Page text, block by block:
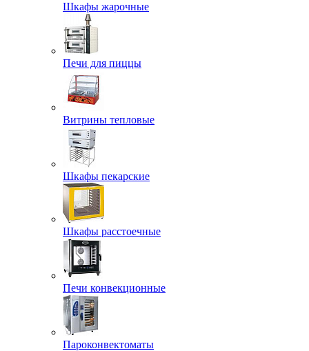
Шкафы жарочные
Печи для пиццы
Витрины тепловые
Шкафы пекарские
Шкафы расстоечные
Печи конвекционные
Пароконвектоматы